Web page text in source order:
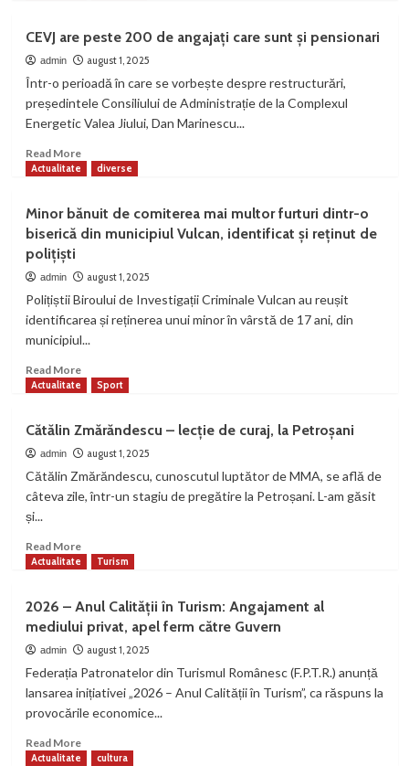
lăsat
Elveția,
pentru
pământul
Petrila
CEVJ are peste 200 de angajați care sunt și pensionari
admin august 1, 2025
Într-o perioadă în care se vorbește despre restructurări,
președintele Consiliului de Administrație de la Complexul
Energetic Valea Jiului, Dan Marinescu...
Read MoreRead
more
are
peste
de
care
sunt
și
Actualitate diverse
Minor bănuit de comiterea mai multor furturi dintr-o
biserică din municipiul Vulcan, identificat și reținut de
polițiști
admin august 1, 2025
Polițiștii Biroului de Investigații Criminale Vulcan au reușit
identificarea și reținerea unui minor în vârstă de 17 ani, din
municipiul...
Read MoreRead
more
bănuit
de
comiterea
mai
multor
o
municipiul
Vulcan,
identificat
reținut
de
polițiști
Actualitate Sport
Cătălin Zmărăndescu – lecție de curaj, la Petroșani
admin august 1, 2025
Cătălin Zmărăndescu, cunoscutul luptător de MMA, se află de
câteva zile, într-un stagiu de pregătire la Petroșani. L-am găsit
și...
Read MoreRead
more
Zmărăndescu
–
lecție
de
la
Petroșani
Actualitate Turism
2026 – Anul Calității în Turism: Angajament al
mediului privat, apel ferm către Guvern
admin august 1, 2025
Federația Patronatelor din Turismul Românesc (F.P.T.R.) anunță
lansarea inițiativei „2026 – Anul Calității în Turism”, ca răspuns la
provocările economice...
Read MoreRead
more
Actualitate cultura